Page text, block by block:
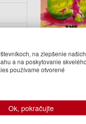
The
Sound
Chuck
na zlepšenie našich
a na poskytovanie skvelého
používame otvorené
Ok, pokračujte